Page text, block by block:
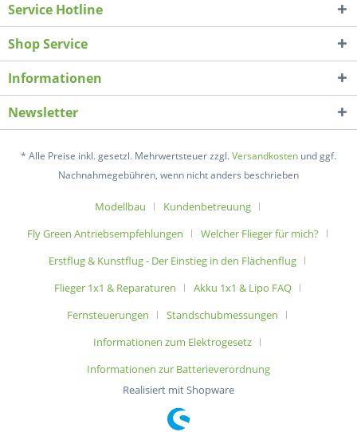
Service Hotline
Shop Service
Informationen
Newsletter
* Alle Preise inkl. gesetzl. Mehrwertsteuer zzgl.Versandkosten und ggf.
Nachnahmegebühren, wenn nicht anders beschrieben
Modellbau
Kundenbetreuung
Fly Green Antriebsempfehlungen
Welcher Flieger für mich?
Erstflug & Kunstflug - Der Einstieg in den Flächenflug
Flieger 1x1 & Reparaturen
Akku 1x1 & Lipo FAQ
Fernsteuerungen
Standschubmessungen
Informationen zum Elektrogesetz
Informationen zur Batterieverordnung
Realisiert mit Shopware